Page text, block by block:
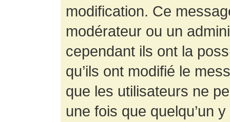
modification. Ce
modérateur ou un
cependant ils ont la
qu’ils ont modifié le
que les utilisateurs ne
une fois que quelqu’un